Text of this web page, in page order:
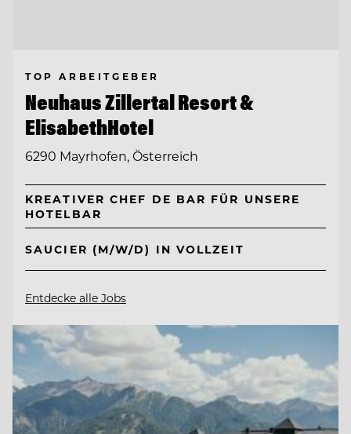
TOP ARBEITGEBER
Neuhaus Zillertal Resort &
ElisabethHotel
6290 Mayrhofen, Österreich
KREATIVER CHEF DE BAR FÜR UNSERE
HOTELBAR
SAUCIER (M/W/D) IN VOLLZEIT
Entdecke alle Jobs